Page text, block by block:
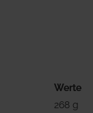
Werte
268 g